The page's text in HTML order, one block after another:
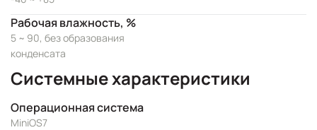
Рабочая влажность, %
5 ~ 90, без образования
конденсата
Системные характеристики
Операционная система
MiniOS7